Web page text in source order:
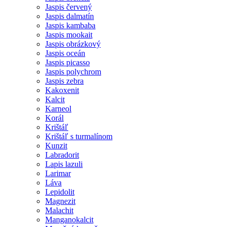
Jaspis červený
Jaspis dalmatín
Jaspis kambaba
Jaspis mookait
Jaspis obrázkový
Jaspis oceán
Jaspis picasso
Jaspis polychrom
Jaspis zebra
Kakoxenit
Kalcit
Karneol
Korál
Krištáľ
Krištáľ s turmalínom
Kunzit
Labradorit
Lapis lazuli
Larimar
Láva
Lepidolit
Magnezit
Malachit
Manganokalcit